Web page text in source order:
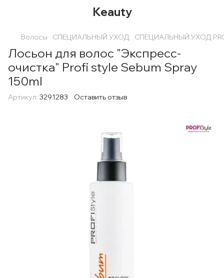
Keauty
Волосы СПЕЦИАЛЬНЫЙ УХОД СПЕЦИАЛЬНЫЙ УХОД
Лосьон для волос "Экспресс-
очистка" Profi style Sebum Spray
150ml
Артикул: 3291283 Оставить отзыв